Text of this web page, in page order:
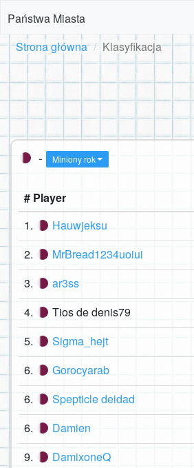
Państwa Miasta
Strona główna Klasyfikacja
- Miniony rok
# Player
1.
Hauwjeksu
2. MrBread1234uoiui
3. ar3ss
4. Tios de denis79
5. Sigma_hejt
6. Gorocyarab
6. Spepticle deidad
6. Damien
9. DamixoneQ